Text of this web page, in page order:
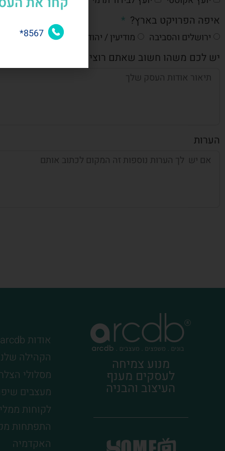
איפה הפרויקט בארץ?
ירושלים והסביבה מודיעין / יהודה ושומרון אזור דרום
יש לכם משהו חשוב שאתם רוצים שנדע על הפרויקט?
הערות
מנוע צמיחה
לעסקים מענף
העיצוב והבניה
אודות arcdb
הקהילה
מסלולי
מעצבים
לקוחות
התפתחות
האקדמיה
8567*